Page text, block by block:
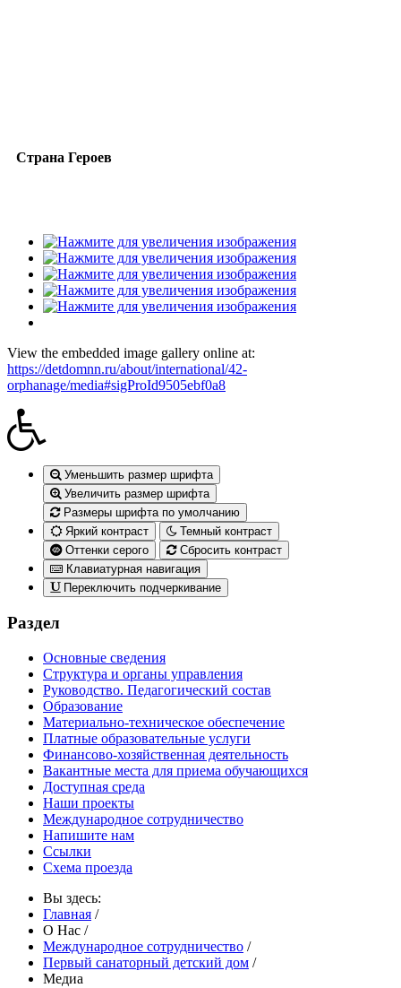
Страна Героев
View the embedded image gallery online at:
https://detdomnn.ru/about/international/42-
orphanage/media#sigProId9505ebf0a8
Уменьшить размер шрифта
Увеличить размер шрифта
Размеры шрифта по умолчанию
Яркий контраст
Темный контраст
Оттенки серого
Сбросить контраст
Клавиатурная навигация
Переключить подчеркивание
Раздел
Основные сведения
Структура и органы управления
Руководство. Педагогический состав
Образование
Материально-техническое обеспечение
Платные образовательные услуги
Финансово-хозяйственная деятельность
Вакантные места для приема обучающихся
Доступная среда
Наши проекты
Международное сотрудничество
Напишите нам
Ссылки
Схема проезда
Вы здесь:
Главная /
О Нас /
Международное сотрудничество /
Первый санаторный детский дом /
Медиа